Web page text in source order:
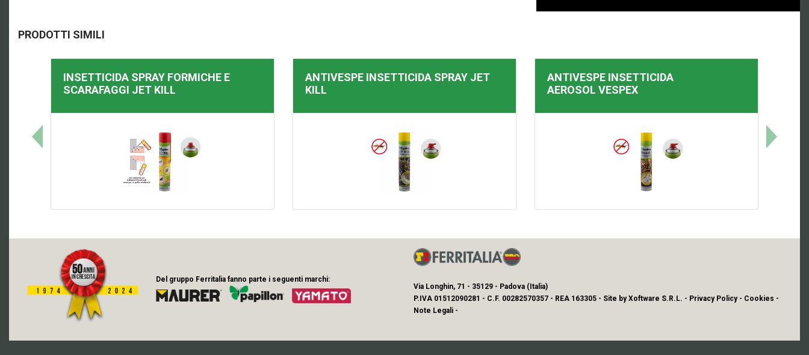
PRODOTTI SIMILI
INSETTICIDA SPRAY FORMICHE E
SCARAFAGGI JET KILL
ANTIVESPE INSETTICIDA SPRAY JET
KILL
ANTIVESPE INSETTICIDA
AEROSOL VESPEX
Via Longhin, 71 - 35129 - Padova (Italia)
P.IVA 01512090281 - C.F. 00282570357 - REA 163305 - Site byXoftware S.R.L. - Privacy Policy- Cookies -
Note Legali -
Del gruppo Ferritalia fanno parte i seguenti marchi: